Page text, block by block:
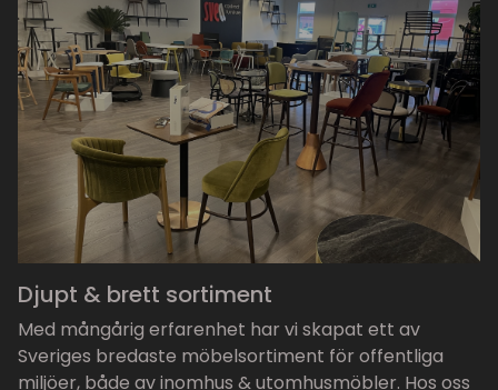
Djupt & brett sortiment
Med mångårig erfarenhet har vi skapat ett av
Sveriges bredaste möbelsortiment för offentliga
miljöer, både av inomhus & utomhusmöbler. Hos oss